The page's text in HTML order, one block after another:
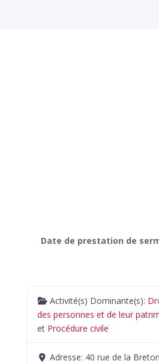
Date de prestation de
Activité(s) Dominante(s):
des personnes et de leur
et Procédure civile
Adresse: 40 rue de la